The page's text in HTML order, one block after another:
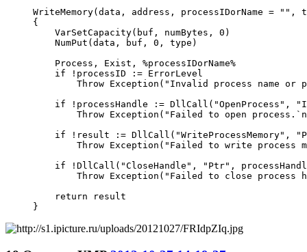
WriteMemory(data, address, processIDorName =
{
    VarSetCapacity(buf, numBytes, 0)
    NumPut(data, buf, 0, type)
    Process, Exist, %processIDorName%
    if !processID := ErrorLevel
Throw Exception("Invalid process name or
if !processHandle := DllCall("OpenProcess",
Throw Exception("Failed to open
if !result := DllCall("WriteProcessMemory",
Throw Exception("Failed to write process
if !DllCall("CloseHandle", "Ptr",
Throw Exception("Failed to close process
    return result
}